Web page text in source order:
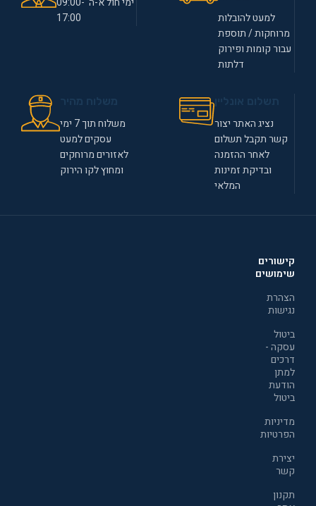
למעט להובלות
מרוחקות / תוספת
עבור קומות ופירוק
דלתות
17:00
נציג האתר יצור
קשר תקבל תשלום
לאחר ההזמנה
ובדיקת זמינות
המלאי
משלוח תוך 7 ימי
עסקים למעט
לאזורים מרוחקים
ומחוץ לקו הירוק
קישורים
שימושים
הצהרת
נגישות
ביטול
עסקה -
דרכים
למתן
הודעת
ביטול
מדיניות
הפרטיות
יצירת
קשר
תקנון